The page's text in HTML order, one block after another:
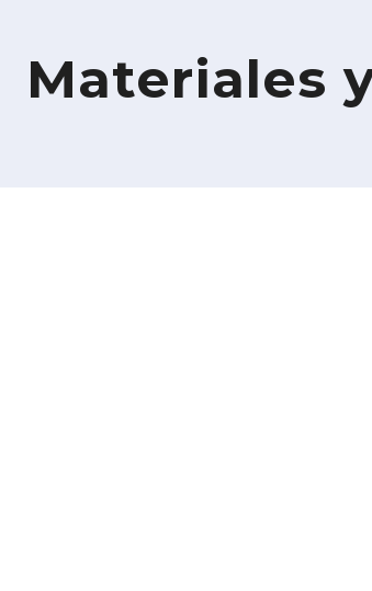
Materiales